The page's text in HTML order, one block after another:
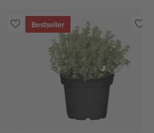
Bestseller